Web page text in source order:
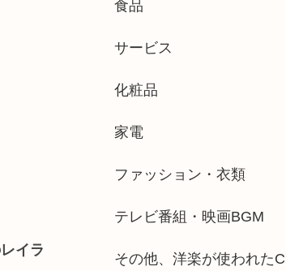
イラ
食品
サービス
化粧品
家電
ファッション・衣類
テレビ番組・映画BGM
その他、洋楽が使われた